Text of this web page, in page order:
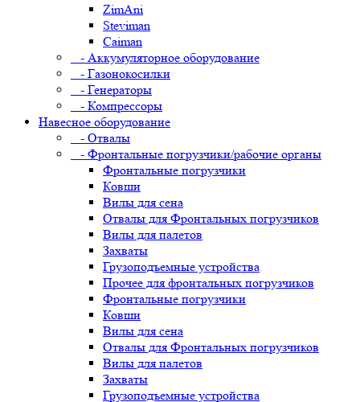
ZimAni
Steviman
Caiman
- Аккумуляторное оборудование
- Газонокосилки
- Генераторы
- Компрессоры
Навесное оборудование
- Отвалы
- Фронтальные погрузчики/рабочие органы
Фронтальные погрузчики
Ковши
Вилы для сена
Отвалы для Фронтальных погрузчиков
Вилы для палетов
Захваты
Грузоподъемные устройства
Прочее для фронтальных погрузчиков
Фронтальные погрузчики
Ковши
Вилы для сена
Отвалы для Фронтальных погрузчиков
Вилы для палетов
Захваты
Грузоподъемные устройства